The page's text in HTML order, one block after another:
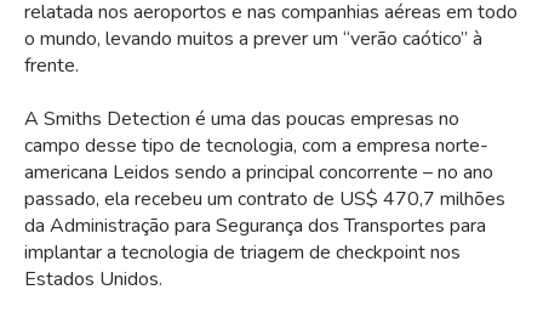
relatada nos aeroportos e nas companhias aéreas em todo
o mundo, levando muitos a prever um “verão caótico” à
frente.
A Smiths Detection é uma das poucas empresas no
campo desse tipo de tecnologia, com a empresa norte-
americana Leidos sendo a principal concorrente – no ano
passado, ela recebeu um contrato de US$ 470,7 milhões
da Administração para Segurança dos Transportes para
implantar a tecnologia de triagem de checkpoint nos
Estados Unidos.